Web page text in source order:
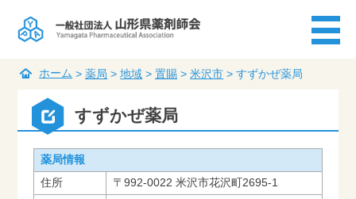
ホーム >薬局 >地域 >置賜 >米沢市 >すずかぜ薬局
すずかぜ薬局
薬局情報
住所
〒992-0022 米沢市花沢町2695-1